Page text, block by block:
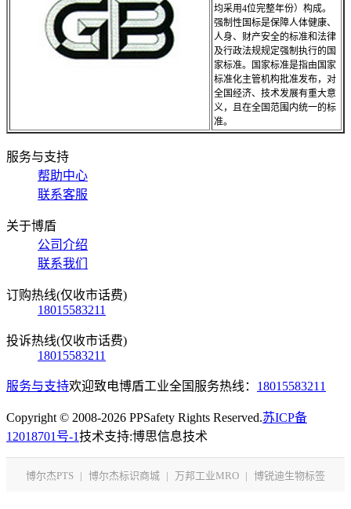
均采用4位完整年份）构成。
强制性国标是保障人体健康、
人身、财产安全的标准和法律
及行政法规规定强制执行的国
家标准。国家标准是指由国家
标准化主管机构批准发布，对
全国经济、技术发展有重大意
义，且在全国范围内统一的标
准。
服务与支持
帮助中心
联系客服
关于博盾
公司介绍
联系我们
订购热线(仅收市话费)
18015583211
投诉热线(仅收市话费)
18015583211
服务与支持欢迎致电博盾工业全国服务热线： 18015583211
Copyright © 2008-2026 PPSafety Rights Reserved.苏ICP备
12018701号-1技术支持:博思信息技术
博尔杰PTS | 博尔杰标识商城 | 万邦工业MRO | 博锐迪生物标签